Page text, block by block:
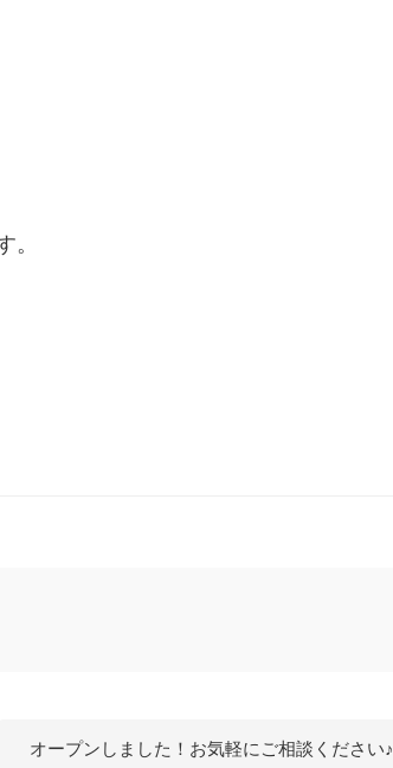
。
オープンしました！お気軽にご相談ください♪